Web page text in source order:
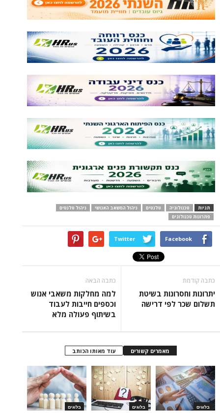
תגיות טכנולוגיה טלנטים ניהול המשאב האנושי
ניהול טלנטים
פתרונות טכנולוגים
Facebook
Twitter
כתבה קודמת
יתרונות וחסרונות בשיטת
תשלום שכר לפי דרישה
כתבה הבאה
למה מחלקות משאבי אנוש
וכספים חייבות לעבוד
בשיתוף פעולה מלא
מאמרים קשורים עוד מאותו הכותב
בלוגים בלוגים בלוגים